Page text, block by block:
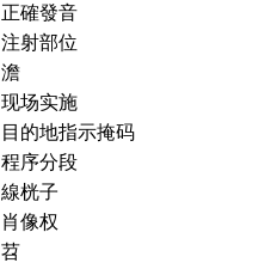
正確發音
注射部位
澹
现场实施
目的地指示掩码
程序分段
線桄子
肖像权
苕